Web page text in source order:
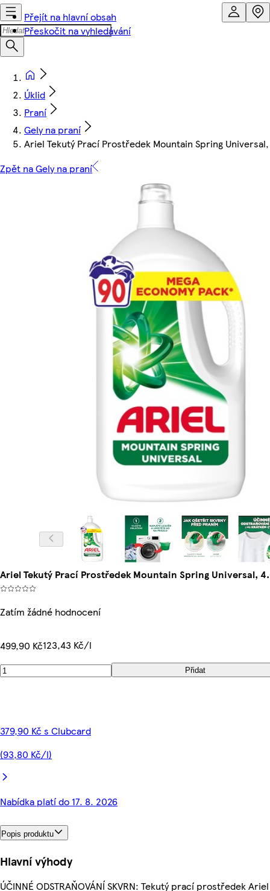
Přejít na hlavní obsah
Přeskočit na vyhledávání
Úklid
Praní
Gely na praní
Ariel Tekutý Prací Prostředek Mountain Spring
Zpět na Gely na praní
Ariel Tekutý Prací Prostředek Mountain Spring Universal,
Zatím žádné hodnocení
499,90 Kč123,43 Kč/l
Přidat
379,90 Kč s Clubcard
(93,80 Kč/l)
Nabídka platí do 17. 8. 2026
Popis produktu
Hlavní výhody
ÚČINNÉ ODSTRAŇOVÁNÍ SKVRN: Tekutý prací prostředek